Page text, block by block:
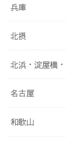
兵庫
北摂
北浜・淀屋橋
名古屋
和歌山